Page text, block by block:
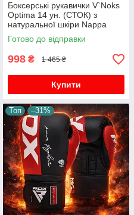
Боксерські рукавички V`Noks
Optima 14 ун. (СТОК) з
натуральної шкіри Nappa
пінно-гелеве наповнення
VPGel вентиляція манжет
Готово до відправки
998 ₴ 1 465 ₴
Купити
Топ –31%